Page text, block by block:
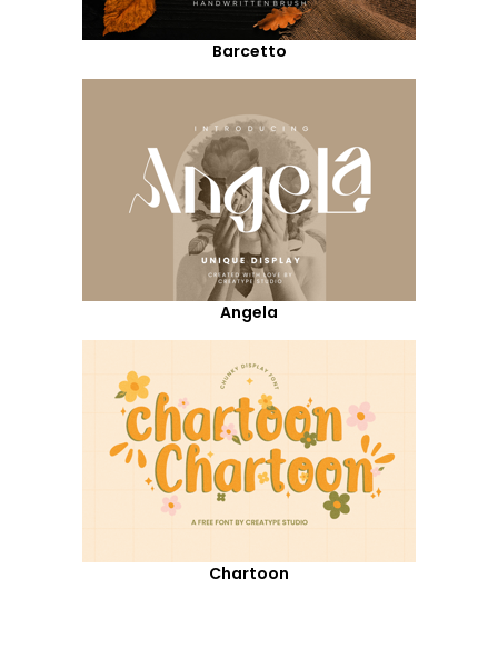
Barcetto
Angela
Chartoon